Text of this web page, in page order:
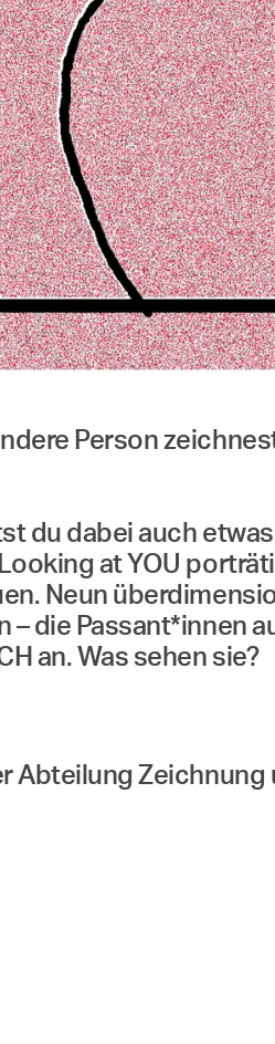
Person
du dabei auch
at YOU
Neun
– die Passant*innen
an. Was sehen sie?
Abteilung Zeichnung